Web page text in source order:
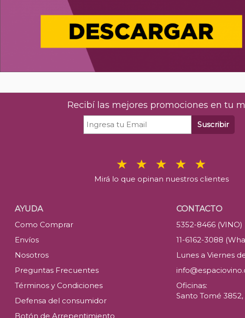
Recibí las mejores promociones en tu
Suscribir
Mirá lo que opinan nuestros clientes
AYUDA
Como Comprar
Envíos
Nosotros
Preguntas Frecuentes
Términos y Condiciones
Defensa del consumidor
Botón de Arrepentimiento
CONTACTO
5352-8466 (VINO)
11-6162-3088
Lunes a Viernes
Oficinas:
Santo Tomé